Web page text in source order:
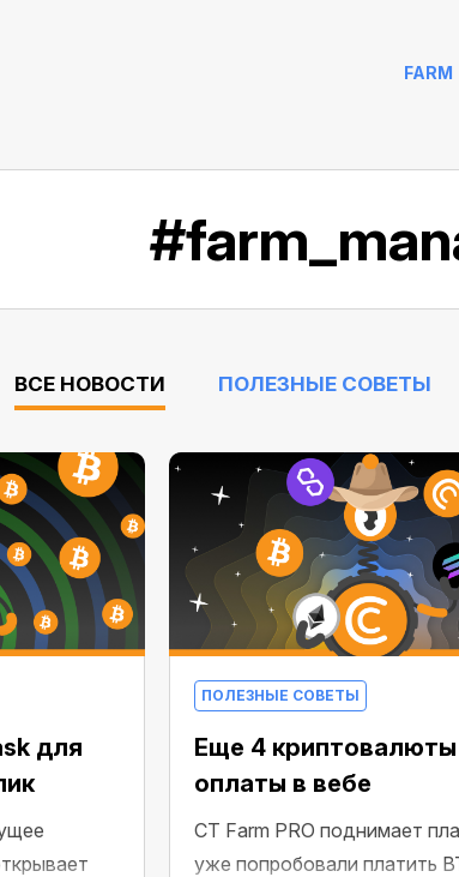
FARM
ВСЕ НОВОСТИ ПОЛЕЗНЫЕ СОВЕТЫ
для
ПОЛЕЗНЫЕ СОВЕТЫ
Еще 4
оплаты в вебе
CT Farm PRO поднимает
уже попробовали платить